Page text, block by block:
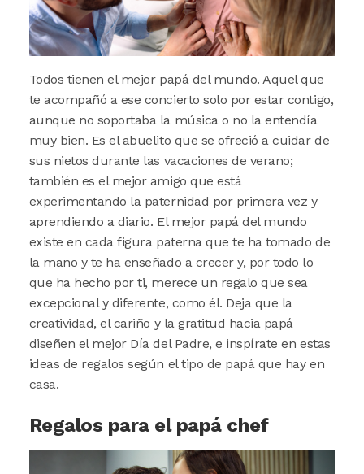
Todos tienen el mejor papá del mundo. Aquel que
te acompañó a ese concierto solo por estar contigo,
aunque no soportaba la música o no la entendía
muy bien. Es el abuelito que se ofreció a cuidar de
sus nietos durante las vacaciones de verano;
también es el mejor amigo que está
experimentando la paternidad por primera vez y
aprendiendo a diario. El mejor papá del mundo
existe en cada figura paterna que te ha tomado de
la mano y te ha enseñado a crecer y, por todo lo
que ha hecho por ti, merece un regalo que sea
excepcional y diferente, como él. Deja que la
creatividad, el cariño y la gratitud hacia papá
diseñen el mejor Día del Padre, e inspírate en estas
ideas de regalos según el tipo de papá que hay en
casa.
Regalos para el papá chef